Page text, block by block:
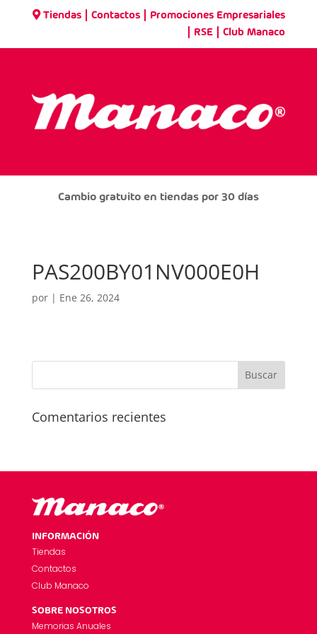
Tiendas |Contactos Promociones Empresariales
RSE |Club Manaco
Cambio gratuito en tiendas por 30 días
PAS200BY01NV000E0H
por | Ene 26, 2024
Comentarios recientes
INFORMACIÓN
Tiendas
Contactos
Club Manaco
SOBRE NOSOTROS
Memorias Anuales